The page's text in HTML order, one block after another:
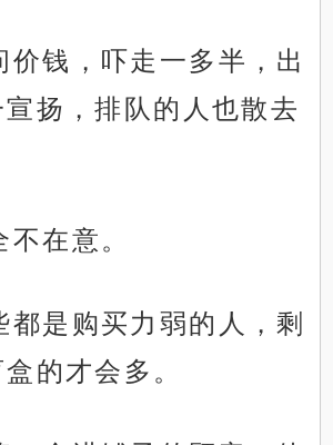
价钱，吓走一多半，出
扬，排队的人也散去
在意。
都是购买力弱的人，剩
的才会多。